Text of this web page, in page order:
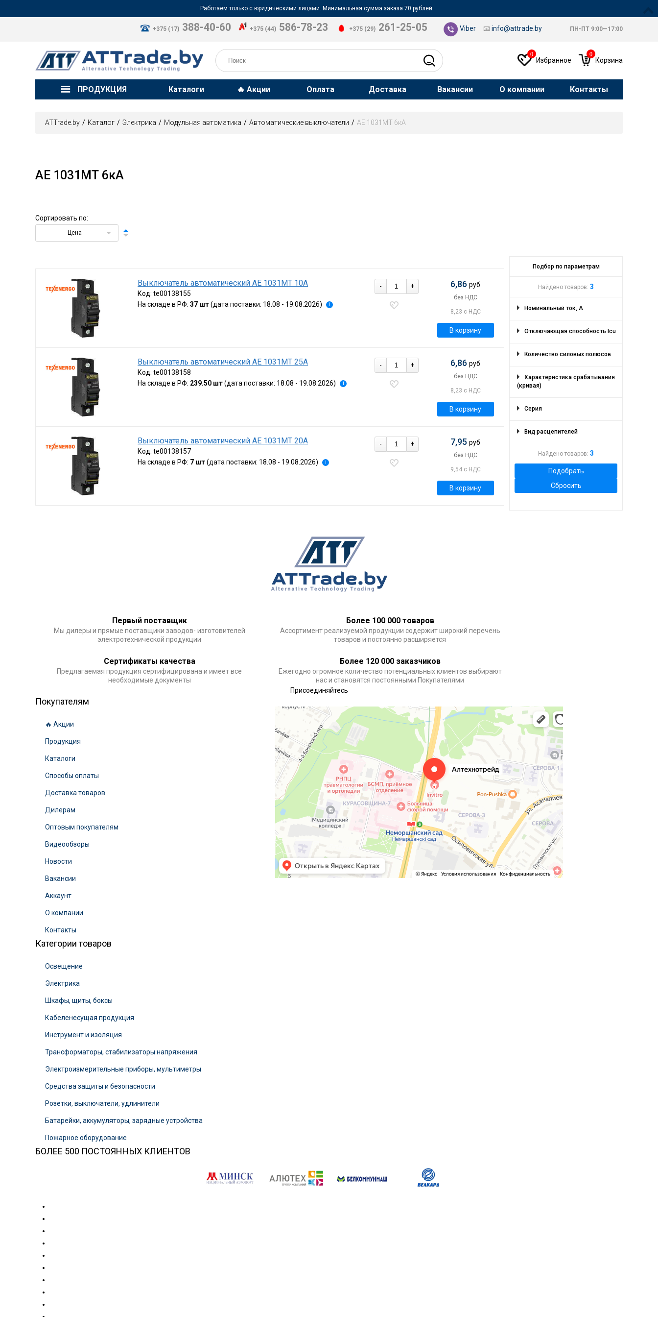
Работаем только с юридическими лицами. Минимальная сумма заказа 70 рублей.
+375 (17) 388-40-60 +375 (44) 586-78-23 +375 (29) 261-25-05 Viber 📧 info@attrade.by ПН-ПТ 9:00—17:00
0
Избранное
0
Корзина
ПРОДУКЦИЯ Каталоги 🔥 Акции Оплата Доставка Вакансии О компании Контакты
ATTrade.by Каталог Электрика Модульная автоматика Автоматические выключатели АЕ 1031МТ 6кА
АЕ 1031МТ 6кА
Сортировать по:
Цена
Выключатель автоматический АЕ 1031МТ 10А
Код:te00138155
На складе в РФ:37 шт(дата поставки: 18.08 - 19.08.2026) i
- + 6,86руб
без НДС
8,23 с НДС
В корзину
Выключатель автоматический АЕ 1031МТ 25А
Код:te00138158
На складе в РФ: 239.50 шт(дата поставки: 18.08 - 19.08.2026) i
- + 6,86руб
без НДС
8,23 с НДС
В корзину
Выключатель автоматический АЕ 1031МТ 20А
Код:te00138157
На складе в РФ: 7 шт(дата поставки: 18.08 - 19.08.2026) i
- + 7,95руб
без НДС
9,54 с НДС
В корзину
Подбор по параметрам
Найдено товаров: 3
Номинальный ток, А
25
(1)
Отключающая способность Icu
Количество силовых полюсов
Характеристика срабатывания
(кривая)
Серия
Вид расцепителей
электромагнитный
(3)
Найдено товаров: 3
Подобрать
Сбросить
Первый поставщик
Мы дилеры и прямые поставщики заводов- изготовителей
электротехнической продукции
Более 100 000 товаров
Ассортимент реализуемой продукции содержит широкий перечень
товаров и постоянно расширяется
Сертификаты качества
Предлагаемая продукция сертифицирована и имеет все
необходимые документы
Более 120 000 заказчиков
Ежегодно огромное количество потенциальных клиентов выбирают
нас и становятся постоянными Покупателями
Присоединяйтесь
Покупателям
🔥 Акции
Продукция
Каталоги
Способы оплаты
Доставка товаров
Дилерам
Оптовым покупателям
Видеообзоры
Новости
Вакансии
Аккаунт
О компании
Контакты
Категории товаров
Освещение
Электрика
Шкафы, щиты, боксы
Кабеленесущая продукция
Инструмент и изоляция
Трансформаторы, стабилизаторы напряжения
Электроизмерительные приборы, мультиметры
Средства защиты и безопасности
Розетки, выключатели, удлинители
Батарейки, аккумуляторы, зарядные устройства
Пожарное оборудование
Электротехническая продукция в Минске
Оптовая компания в Минске
БОЛЕЕ 500 ПОСТОЯННЫХ КЛИЕНТОВ